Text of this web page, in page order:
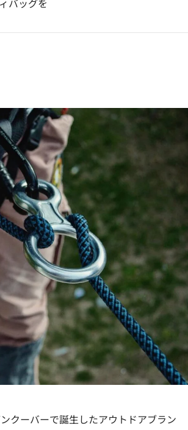
バッグを
クーバーで誕生したアウトドアブラン